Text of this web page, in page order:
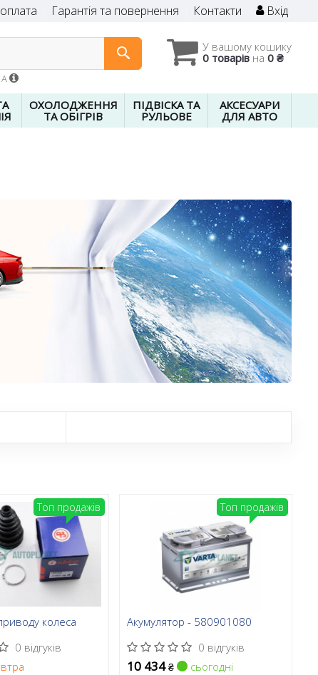
Гарантія та повернення Контакти Вхід
У вашому кошику
0 товарів на 0 ₴
ОХОЛОДЖЕННЯ
ТА ОБІГРІВ
ПІДВІСКА ТА
РУЛЬОВЕ
АКСЕСУАРИ
ДЛЯ АВТО
колеса
0 відгуків
Топ продажів
Акумулятор - 580901080
0 відгуків
10 434₴
сьогодні
Топ продажів